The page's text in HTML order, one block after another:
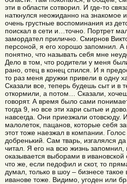
эти в области сотворил. И где-то
наткнулся неожиданно на знакомое
очень грустные воспоминания из
поискал в сети и…точно. Портрет
замордател прилично. Смирнов
персоной, я его хорошо запомнил. А
понятно, что называть себя мне
Дело в том, что родители у меня
рано, отец в конец спился. И я
то раз меня дружки привели в одну
Сказали все, теперь будешь сыт и в
откормили, а потом… Сказали,
говорят. А время было сами
тогда 9, но все эти хари сытые и
навсегда. Они приезжали отовсюду.
малолеток, пацанов, которые себя
этот тоже наезжал в компании.
добренький. Сам тварь, изгалялся
читал. Я его на всю жизнь запомнил,
оказывается выборами в ивановской
что же, если педофил и скот, то
думал, только в шоу – бизнесе такое
иванове тоже. Видимо, угоден или